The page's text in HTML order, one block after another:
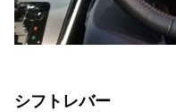
シフトレバー